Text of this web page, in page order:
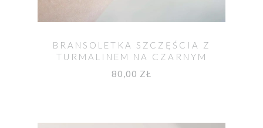
BRANSOLETKA SZCZĘŚCIA Z
TURMALINEM NA CZARNYM
SZNURKU
80,00 ZŁ